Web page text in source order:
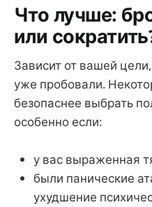
Что лучше:
или
Зависит от вашей
уже пробовали.
безопаснее выбрать
особенно если:
у вас выраженная
были панические
ухудшение